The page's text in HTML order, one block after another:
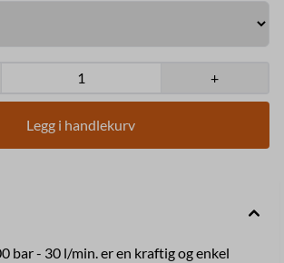
leveres
start/stopp, det for å unngå at maskinen starter
Den kan også leveres med trykkstyring ved
stikk AKTUELT UTSTYR: >
+
Legg i handlekurv
bar - 30 l/min. er en kraftig og enkel